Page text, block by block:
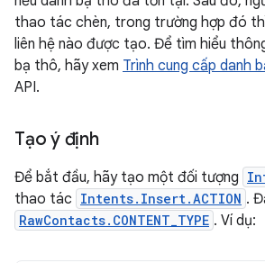
thao tác chèn, trong trường hợp đó
liên hệ nào được tạo. Để tìm hiểu
bạ thô, hãy xem Trình cung cấp danh
API.
Tạo ý định
Để bắt đầu, hãy tạo một đối tượng
thao tác Intents.Insert.ACTION .
RawContacts.CONTENT_TYPE . Ví dụ: